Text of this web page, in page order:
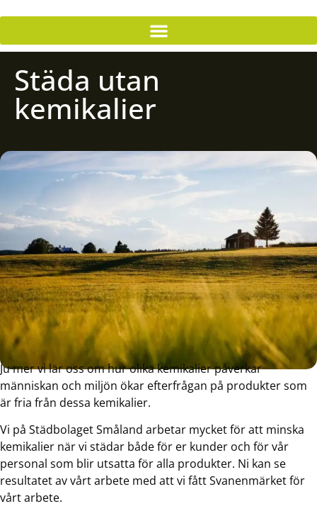
Städa utan
kemikalier
Ju mer vi lär oss om hur olika kemikalier påverkar
människan och miljön ökar efterfrågan på produkter som
är fria från dessa kemikalier.
Vi på Städbolaget Småland arbetar mycket för att minska
kemikalier när vi städar både för er kunder och för vår
personal som blir utsatta för alla produkter. Ni kan se
resultatet av vårt arbete med att vi fått Svanenmärket för
vårt arbete.